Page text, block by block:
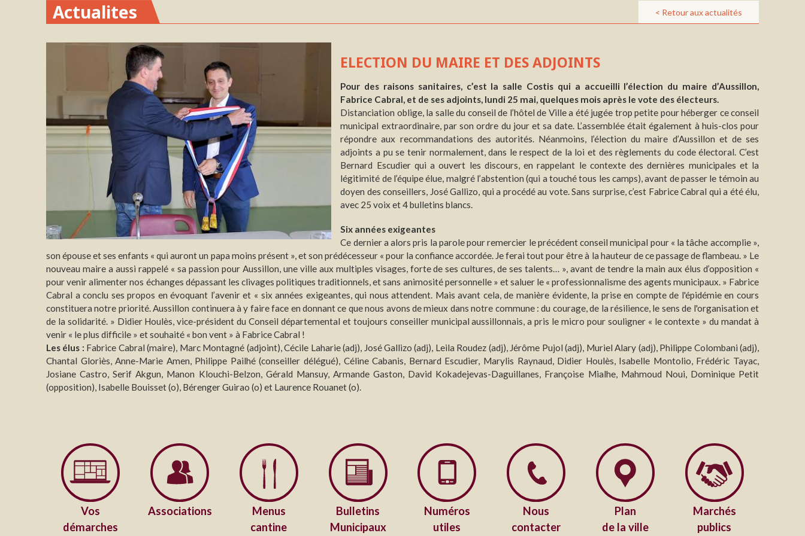
Actualites < Retour aux actualités
ELECTION DU MAIRE ET DES ADJOINTS
Pour des raisons sanitaires, c’est la salle Costis qui a accueilli l’élection du maire d’Aussillon,
Fabrice Cabral, et de ses adjoints, lundi 25 mai, quelques mois après le vote des électeurs.
Distanciation oblige, la salle du conseil de l’hôtel de Ville a été jugée trop petite pour héberger ce conseil
municipal extraordinaire, par son ordre du jour et sa date. L’assemblée était également à huis-clos pour
répondre aux recommandations des autorités. Néanmoins, l’élection du maire d’Aussillon et de ses
adjoints a pu se tenir normalement, dans le respect de la loi et des règlements du code électoral. C’est
Bernard Escudier qui a ouvert les discours, en rappelant le contexte des dernières municipales et la
légitimité de l’équipe élue, malgré l’abstention (qui a touché tous les camps), avant de passer le témoin au
doyen des conseillers, José Gallizo, qui a procédé au vote. Sans surprise, c’est Fabrice Cabral qui a été élu,
avec 25 voix et 4 bulletins blancs.
Six années exigeantes
Ce dernier a alors pris la parole pour remercier le précédent conseil municipal pour « la tâche accomplie »,
son épouse et ses enfants « qui auront un papa moins présent », et son prédécesseur « pour la confiance accordée. Je ferai tout pour être à la hauteur de ce passage de flambeau. » Le
nouveau maire a aussi rappelé « sa passion pour Aussillon, une ville aux multiples visages, forte de ses cultures, de ses talents… », avant de tendre la main aux élus d’opposition «
pour venir alimenter nos échanges dépassant les clivages politiques traditionnels, et sans animosité personnelle » et saluer le « professionnalisme des agents municipaux. » Fabrice
Cabral a conclu ses propos en évoquant l’avenir et « six années exigeantes, qui nous attendent. Mais avant cela, de manière évidente, la prise en compte de l'épidémie en cours
constituera notre priorité. Aussillon continuera à y faire face en donnant ce que nous avons de mieux dans notre commune : du courage, de la résilience, le sens de l'organisation et
de la solidarité. » Didier Houlès, vice-président du Conseil départemental et toujours conseiller municipal aussillonnais, a pris le micro pour souligner « le contexte » du mandat à
venir « le plus difficile » et souhaité « bon vent » à Fabrice Cabral !
Les élus : Fabrice Cabral (maire), Marc Montagné (adjoint), Cécile Laharie (adj), José Gallizo (adj), Leila Roudez (adj), Jérôme Pujol (adj), Muriel Alary (adj), Philippe Colombani (adj),
Chantal Gloriès, Anne-Marie Amen, Philippe Pailhé (conseiller délégué), Céline Cabanis, Bernard Escudier, Marylis Raynaud, Didier Houlès, Isabelle Montolio, Frédéric Tayac,
Josiane Castro, Serif Akgun, Manon Klouchi-Belzon, Gérald Mansuy, Armande Gaston, David Kokadejevas-Daguillanes, Françoise Mialhe, Mahmoud Noui, Dominique Petit
(opposition), Isabelle Bouisset (o), Bérenger Guirao (o) et Laurence Rouanet (o).
Vos
démarches
Associations
Menus
cantine
Bulletins
Municipaux
Numéros
utiles
Nous
contacter
Plan
de la ville
Marchés
publics